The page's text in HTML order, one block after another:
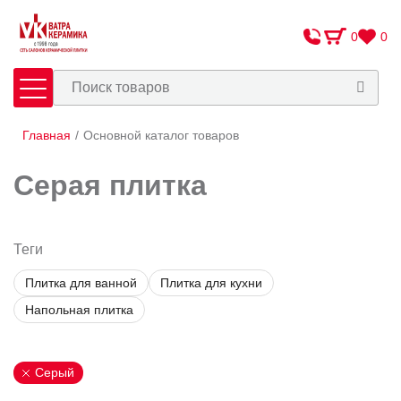
0 0
Оплата и доставка
Контакты
Главная / Основной каталог товаров
Серая плитка
Теги
Плитка для ванной
Плитка для кухни
Напольная плитка
Назначение
Керамическая плитка
Плитка для ванной
Напольная плитка
Цвет (1)
Бежевый
Серый